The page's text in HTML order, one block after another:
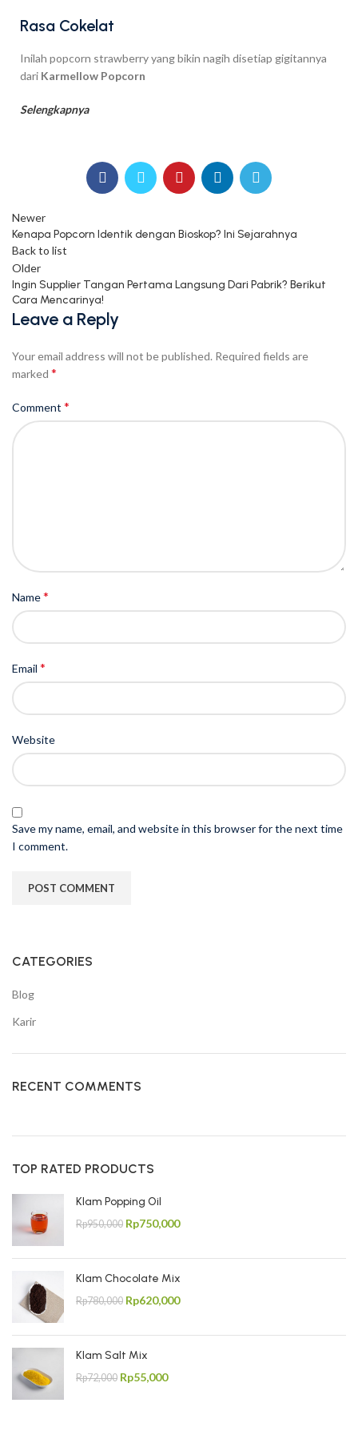
Rasa Cokelat
Inilah popcorn strawberry yang bikin nagih disetiap gigitannya
dari Karmellow Popcorn
Selengkapnya
Newer
Kenapa Popcorn Identik dengan Bioskop? Ini Sejarahnya
Back to list
Older
Ingin Supplier Tangan Pertama Langsung Dari Pabrik? Berikut
Cara Mencarinya!
Leave a Reply
Your email address will not be published. Required fields are
marked *
Comment *
Name*
Email *
Website
Save my name, email, and website in this browser for the next time
I comment.
CATEGORIES
Blog
Karir
RECENT COMMENTS
TOP RATED PRODUCTS
Klam Popping Oil
Rp950,000 Rp750,000
Klam Chocolate Mix
Rp780,000 Rp620,000
Klam Salt Mix
Rp72,000 Rp55,000